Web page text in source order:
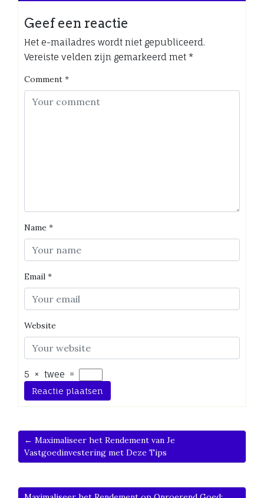
Geef een reactie
Het e-mailadres wordt niet gepubliceerd.
Vereiste velden zijn gemarkeerd met *
Comment *
Name *
Email *
Website
5 × twee =
← Maximaliseer het Rendement van Je
Vastgoedinvestering met Deze Tips